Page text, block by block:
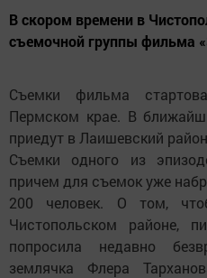
В скором времени в
съемочной группы фильма
Съемки фильма
Пермском крае. В
приедут в Лаишевский
Съемки одного из
причем для съемок уже
200 человек. О том,
Чистопольском районе,
попросила недавно
землячка Флера